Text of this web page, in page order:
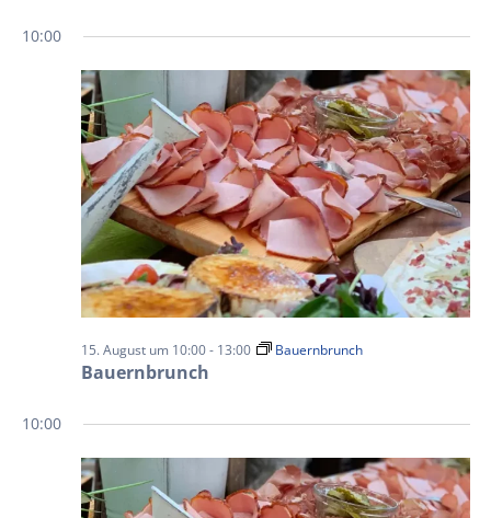
10:00
Bauernbrunch
15. August um 10:00- 13:00 Bauernbrunch
10:00